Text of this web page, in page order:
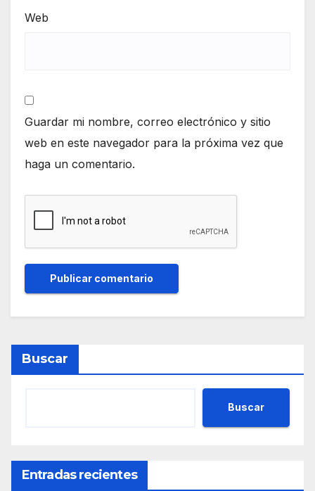
Web
Guardar mi nombre, correo electrónico y sitio
web en este navegador para la próxima vez que
haga un comentario.
Buscar
Buscar
Entradas recientes